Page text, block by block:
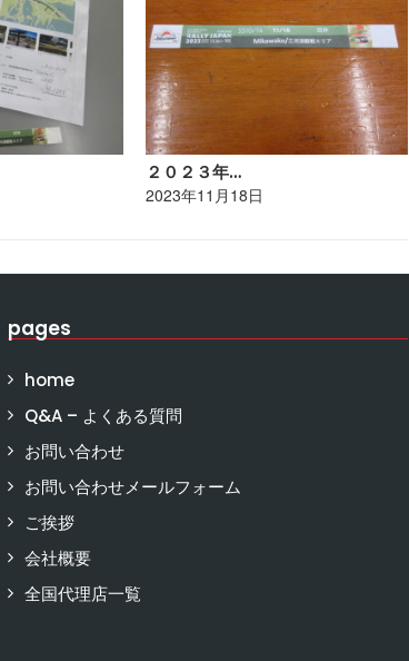
２０２３年…
2023年11月18日
pages
home
Q&A – よくある質問
お問い合わせ
お問い合わせメールフォーム
ご挨拶
会社概要
全国代理店一覧